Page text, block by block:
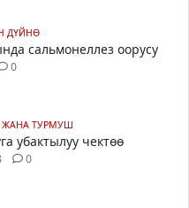
ДҮЙНӨ
сальмонеллез оорусу
0
ТУРМУШ
убактылуу чектөө
0